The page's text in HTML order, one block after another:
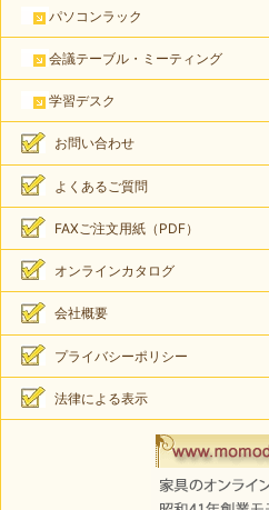
パソコンラック
会議テーブル・ミーティング
学習デスク
お問い合わせ
よくあるご質問
FAXご注文用紙（PDF）
オンラインカタログ
会社概要
プライバシーポリシー
法律による表示